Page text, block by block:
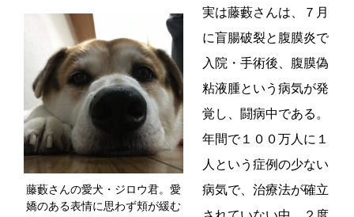
藤藪さんの愛犬・ジロウ君。愛
嬌のある表情に思わず頬が緩む
実は藤藪さんは、７月
に盲腸破裂と腹膜炎で
入院・手術後、腹膜偽
粘液腫という病気が発
覚し、闘病中である。
年間で１００万人に１
人という症例の少ない
病気で、治療法が確立